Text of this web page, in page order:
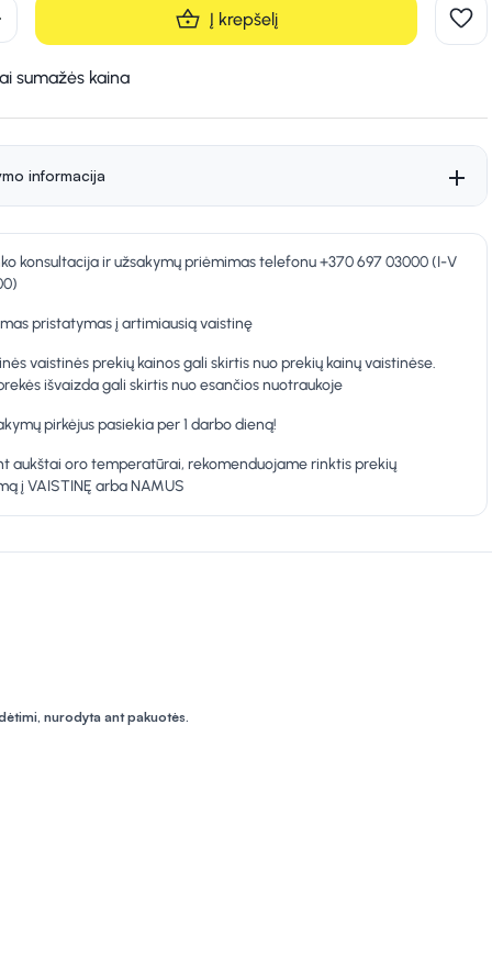
Į krepšelį
sumažės kaina
informacija
konsultacija ir užsakymų priėmimas telefonu +370 697 03000 (I-V
pristatymas į artimiausią vaistinę
vaistinės prekių kainos gali skirtis nuo prekių kainų vaistinėse.
išvaizda gali skirtis nuo esančios nuotraukoje
pirkėjus pasiekia per 1 darbo dieną!
aukštai oro temperatūrai, rekomenduojame rinktis prekių
į VAISTINĘ arba NAMUS
nurodyta ant pakuotės.